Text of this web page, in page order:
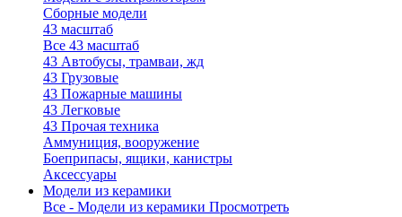
Сборные модели
43 масштаб
Все 43 масштаб
43 Автобусы, трамваи, жд
43 Грузовые
43 Пожарные машины
43 Легковые
43 Прочая техника
Аммуниция, вооружение
Боеприпасы, ящики, канистры
Аксессуары
Модели из керамики
Все - Модели из керамики Просмотреть